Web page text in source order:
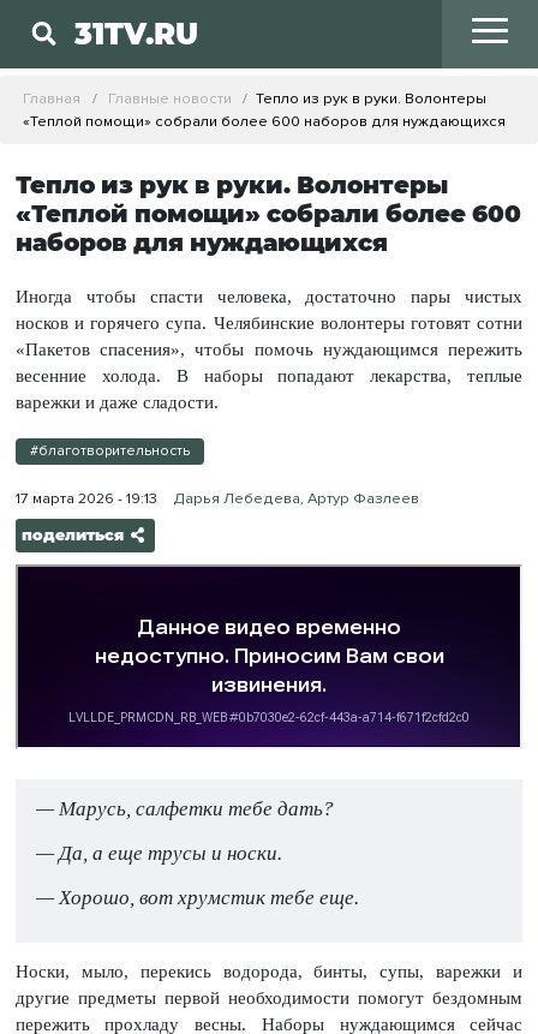
31TV.RU
Главная Главные новости
Тепло из рук в руки. Волонтеры
«Теплой помощи» собрали более 600 наборов для нуждающихся
Тепло из рук в руки. Волонтеры
«Теплой помощи» собрали более 600
наборов для нуждающихся
Иногда чтобы спасти человека, достаточно пары чистых
носков и горячего супа. Челябинские волонтеры готовят сотни
«Пакетов спасения», чтобы помочь нуждающимся пережить
весенние холода. В наборы попадают лекарства, теплые
варежки и даже сладости.
#благотворительность
17 марта 2026 - 19:13 Дарья Лебедева, Артур Фазлеев
поделиться
— Марусь, салфетки тебе дать?
— Да, а еще трусы и носки.
— Хорошо, вот хрумстик тебе еще.
Носки, мыло, перекись водорода, бинты, супы, варежки и
другие предметы первой необходимости помогут бездомным
пережить прохладу весны. Наборы нуждающимся сейчас